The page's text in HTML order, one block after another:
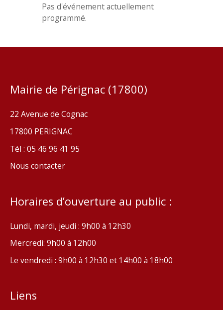
Pas d'événement actuellement
programmé.
Mairie de Pérignac (17800)
22 Avenue de Cognac
17800 PERIGNAC
Tél : 05 46 96 41 95
Nous contacter
Horaires d’ouverture au public :
Lundi, mardi, jeudi : 9h00 à 12h30
Mercredi: 9h00 à 12h00
Le vendredi : 9h00 à 12h30 et 14h00 à 18h00
Liens